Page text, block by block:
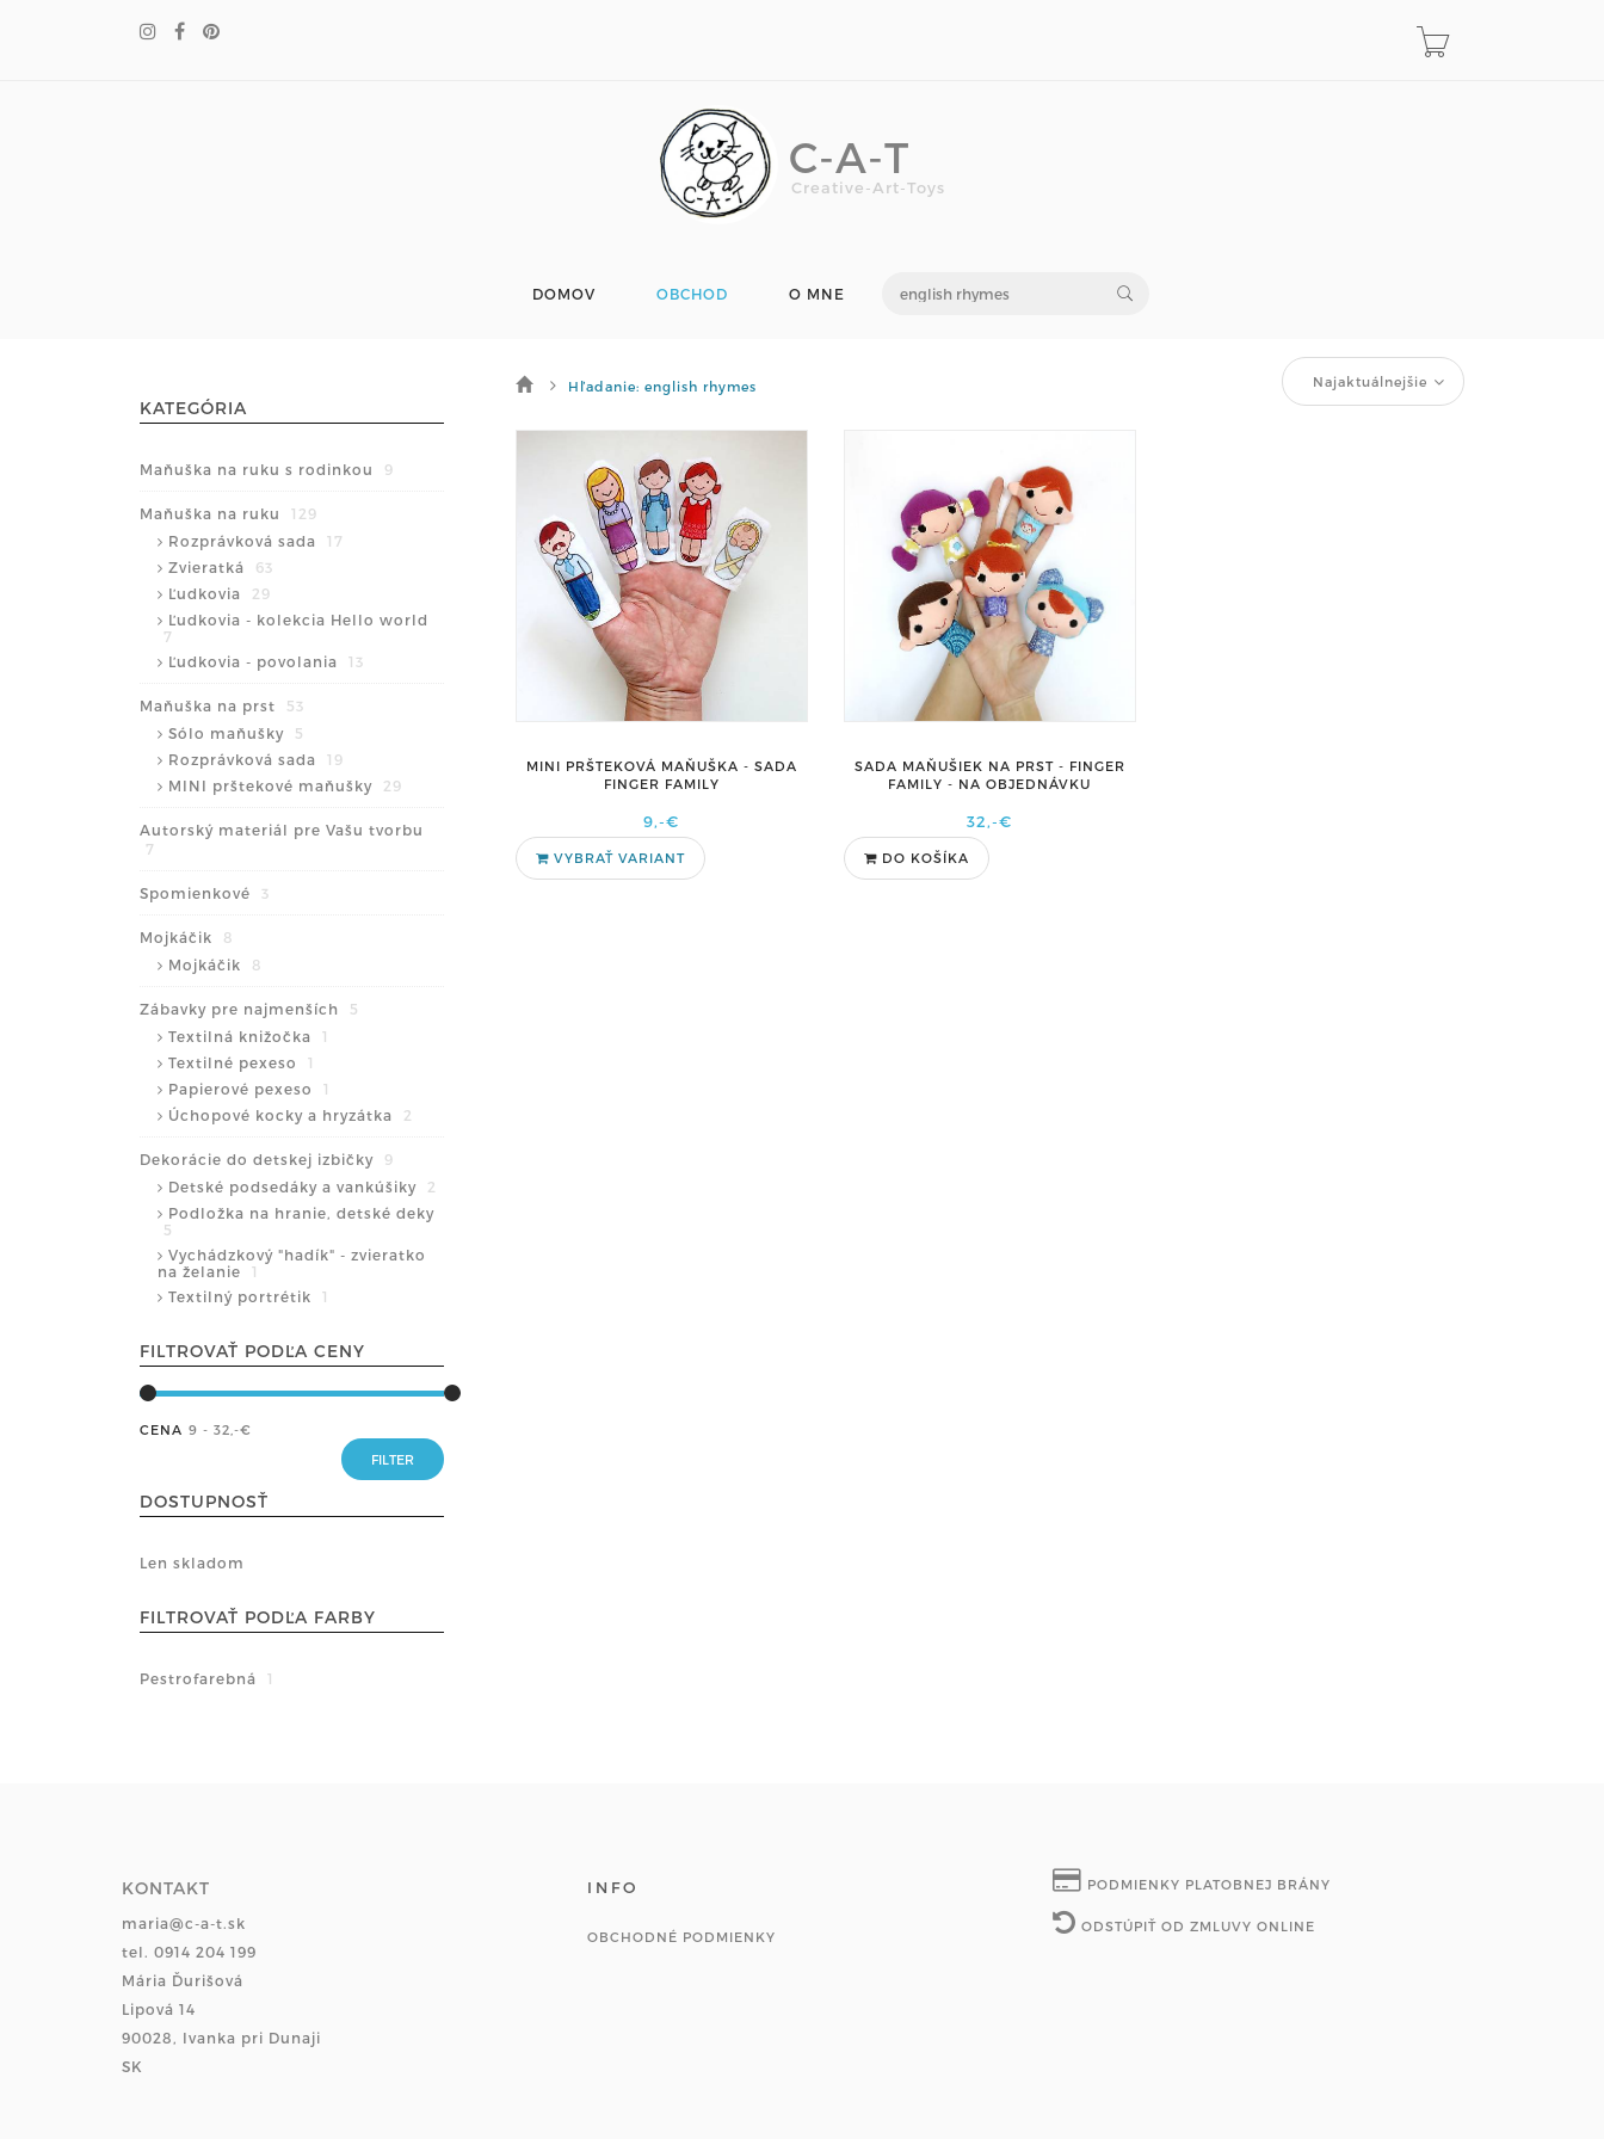
C-A-T
Creative-Art-Toys
DOMOV OBCHOD O MNE
KATEGÓRIA
Maňuška na ruku s rodinkou 9
Maňuška na ruku
129
Rozprávková sada
17
Zvieratká
63
Ľudkovia
29
Ľudkovia - kolekcia Hello world
7
Ľudkovia - povolania
13
Maňuška na prst
53
Sólo maňušky
5
Rozprávková sada
19
MINI prštekové maňušky
29
Autorský materiál pre Vašu tvorbu
7
Spomienkové 3
Mojkáčik
8
Mojkáčik
8
Zábavky pre najmenších
5
Textilná knižočka
1
Textilné pexeso
1
Papierové pexeso
1
Úchopové kocky a hryzátka
2
Dekorácie do detskej izbičky
9
Detské podsedáky a vankúšiky
2
Podložka na hranie, detské deky
5
Vychádzkový "hadík" - zvieratko
na želanie
1
Textilný portrétik
1
FILTROVAŤ PODĽA CENY
CENA 9 - 32 ,-€
DOSTUPNOSŤ
Len skladom
FILTROVAŤ PODĽA FARBY
Pestrofarebná 1
Hľadanie: english rhymes Najaktuálnejšie
MINI PRŠTEKOVÁ MAŇUŠKA - SADA
FINGER FAMILY
9,-€
VYBRAŤ VARIANT
SADA MAŇUŠIEK NA PRST - FINGER
FAMILY - NA OBJEDNÁVKU
32,-€
DO KOŠÍKA
KONTAKT
maria@c-a-t.sk
tel. 0914 204 199
Mária Ďurišová
Lipová 14
90028, Ivanka pri Dunaji
SK
INFO
OBCHODNÉ PODMIENKY
PODMIENKY PLATOBNEJ BRÁNY
ODSTÚPIŤ OD ZMLUVY ONLINE